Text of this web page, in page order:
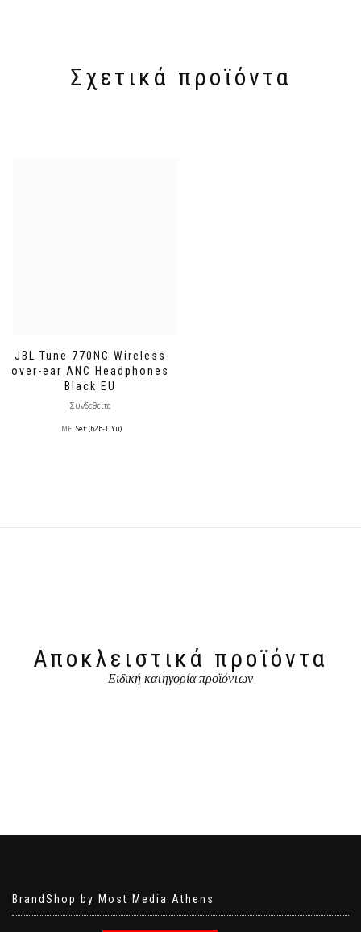
Σχετικά προϊόντα
JBL Tune 770NC Wireless
over-ear ANC Headphones
Black EU
Συνδεθείτε
IMEI Set: (b2b-TlYu)
Αποκλειστικά προϊόντα
Ειδική κατηγορία προϊόντων
BrandShop by Most Media Athens